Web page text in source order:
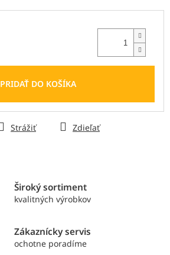
PRIDAŤ DO KOŠÍKA
Strážiť Zdieľať
Široký sortiment
kvalitných výrobkov
Zákaznícky servis
ochotne poradíme